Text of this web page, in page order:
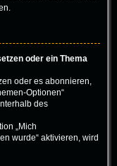
oder ein Thema
oder es abonnieren,
Optionen“
des
„Mich
wurde“ aktivieren, wird